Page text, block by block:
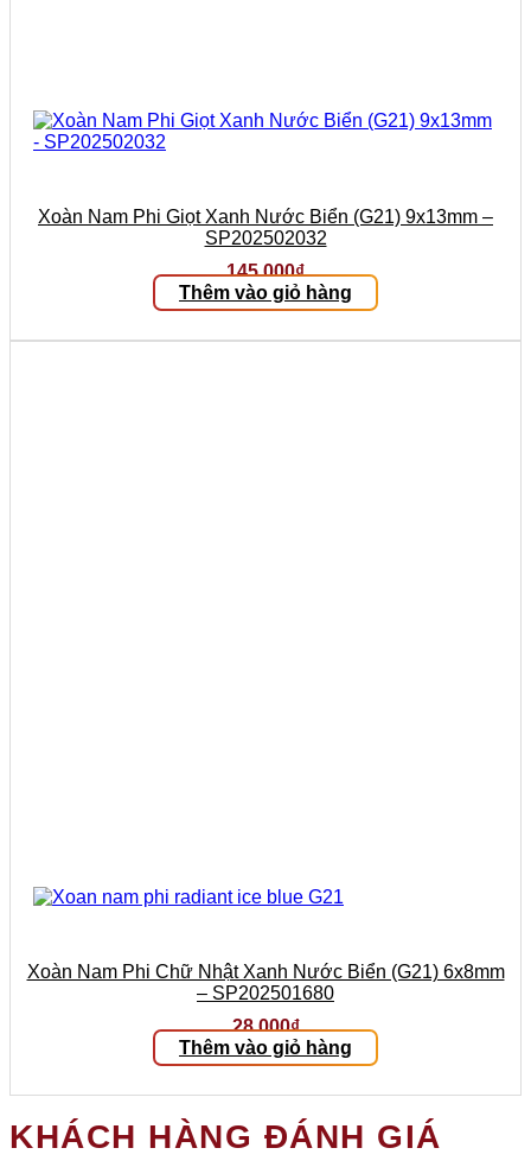
Xoàn Nam Phi Giọt Xanh Nước Biển (G21) 9x13mm –
SP202502032
145.000₫
Thêm vào giỏ hàng
Xoàn Nam Phi Chữ Nhật Xanh Nước Biển (G21) 6x8mm
– SP202501680
28.000₫
Thêm vào giỏ hàng
KHÁCH HÀNG ĐÁNH GIÁ